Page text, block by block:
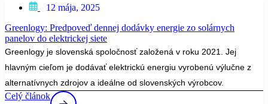
12 mája, 2025
Greenlogy: Predpoveď dennej dodávky energie zo solárnych
panelov do elektrickej siete
Greenlogy je slovenská spoločnosť založená v roku 2021. Jej
hlavným cieľom je dodávať elektrickú energiu vyrobenú výlučne z
alternatívnych zdrojov a ideálne od slovenských výrobcov.
Celý článok